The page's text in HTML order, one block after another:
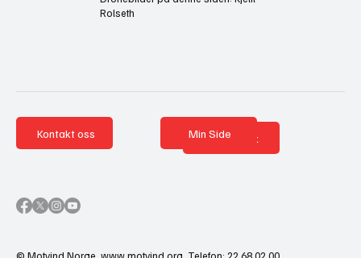
Rolseth
Kontakt oss Nettbutikk
Min Side